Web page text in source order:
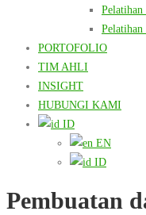
PORTOFOLIO
TIM AHLI
INSIGHT
HUBUNGI KAMI
ID
EN
ID
Pembuatan